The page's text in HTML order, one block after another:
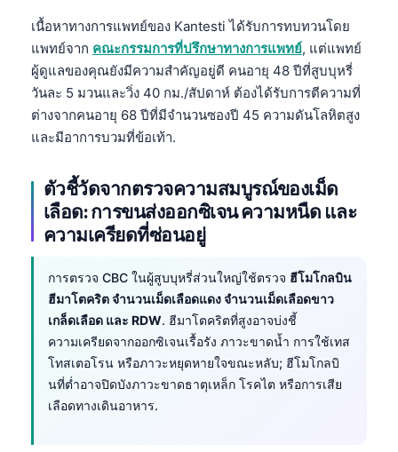
เนื้อหาทางการแพทย์ของ Kantesti ได้รับการทบทวนโดย
แพทย์จาก คณะกรรมการที่ปรึกษาทางการแพทย์, แต่แพทย์
ผู้ดูแลของคุณยังมีความสำคัญอยู่ดี คนอายุ 48 ปีที่สูบบุหรี่
วันละ 5 มวนและวิ่ง 40 กม./สัปดาห์ ต้องได้รับการตีความที่
ต่างจากคนอายุ 68 ปีที่มีจำนวนซองปี 45 ความดันโลหิตสูง
และมีอาการบวมที่ข้อเท้า.
ตัวชี้วัดจากตรวจความสมบูรณ์ของเม็ด
เลือด: การขนส่งออกซิเจน ความหนืด และ
ความเครียดที่ซ่อนอยู่
การตรวจ CBC ในผู้สูบบุหรี่ส่วนใหญ่ใช้ตรวจ ฮีโมโกลบิน
ฮีมาโตคริต จำนวนเม็ดเลือดแดง จำนวนเม็ดเลือดขาว
เกล็ดเลือด และ RDW. ฮีมาโตคริตที่สูงอาจบ่งชี้
ความเครียดจากออกซิเจนเรื้อรัง ภาวะขาดน้ำ การใช้เทส
โทสเตอโรน หรือภาวะหยุดหายใจขณะหลับ; ฮีโมโกลบิ
นที่ต่ำอาจปิดบังภาวะขาดธาตุเหล็ก โรคไต หรือการเสีย
เลือดทางเดินอาหาร.